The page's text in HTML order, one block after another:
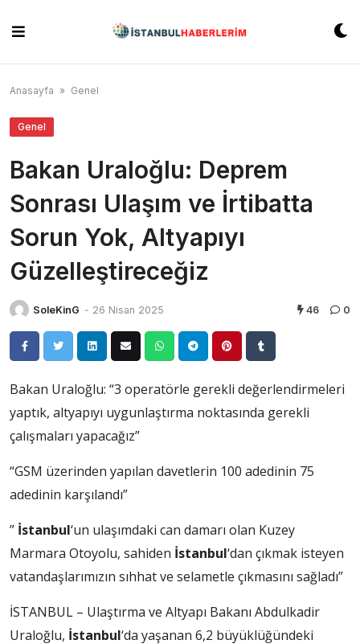
content
Anasayfa » Genel
Genel
Bakan Uraloğlu: Deprem
Sonrası Ulaşım ve İrtibatta
Sorun Yok, Altyapıyı
Güzelleştireceğiz
SoleKinG - 26 Nisan 2025 46 0
Bakan Uraloğlu: “3 operatörle gerekli değerlendirmeleri
yaptık, altyapıyı uygunlaştırma noktasında gerekli
çalışmaları yapacağız”
“GSM üzerinden yapılan davetlerin 100 adedinin 75
adedinin karşılandı”
” İstanbul‘un ulaşımdaki can damarı olan Kuzey
Marmara Otoyolu, sahiden İstanbul‘dan çıkmak isteyen
vatandaşlarımızın sıhhat ve selametle çıkmasını sağladı”
İSTANBUL – Ulaştırma ve Altyapı Bakanı Abdulkadir
Uraloğlu, İstanbul‘da yaşanan 6,2 büyüklüğündeki